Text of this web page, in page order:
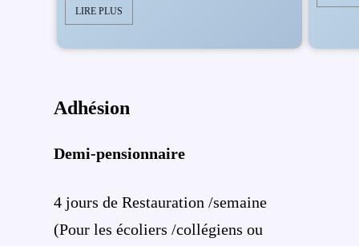
LIRE PLUS
Adhésion
Demi-pensionnaire
4 jours de Restauration /semaine
(Pour les écoliers /collégiens ou